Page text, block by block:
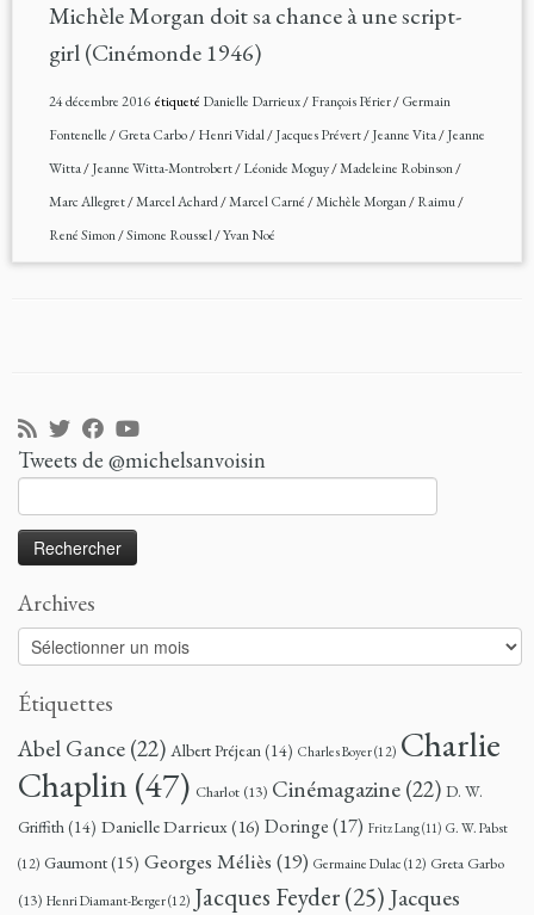
Michèle Morgan doit sa chance à une script-
girl (Cinémonde 1946)
24 décembre 2016étiqueté Danielle Darrieux/François Périer/Germain
Fontenelle/Greta Carbo/Henri Vidal/Jacques Prévert/Jeanne Vita/Jeanne
Witta/Jeanne Witta-Montrobert/Léonide Moguy/Madeleine Robinson/
Marc Allegret/Marcel Achard/Marcel Carné/Michèle Morgan/Raimu/
René Simon/Simone Roussel/Yvan Noé
Tweets de @michelsanvoisin
Archives
Archives
Étiquettes
Abel Gance(22) Albert Préjean(14) Charles Boyer(12) Charlie
Chaplin(47) Charlot (13) Cinémagazine(22) D. W.
Griffith(14) Danielle Darrieux(16) Doringe(17) Fritz Lang(11) G. W. Pabst
(12) Gaumont(15) Georges Méliès (19) Germaine Dulac (12) Greta Garbo
(13) Henri Diamant-Berger(12) Jacques Feyder(25) Jacques